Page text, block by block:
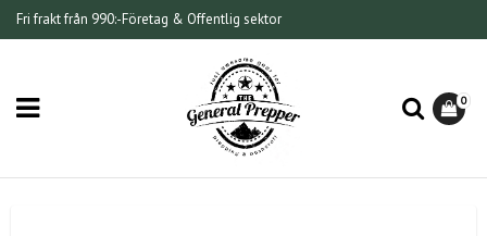
Fri frakt från 990:-Företag & Offentlig sektor
0